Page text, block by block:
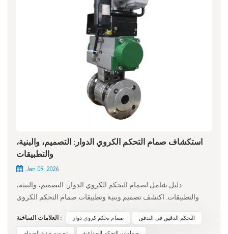
استكشاف صمام التحكم الكروي الدوار: التصميم، والبنية،
والتطبيقات
Jan 09, 2026
دليل شامل لصمام التحكم الكروي الدوار: التصميم، والبنية،
والتطبيقات. اكتشف تصميم وبنية وتطبيقات صمام التحكم الكروي
في التدفق في صناعات مثل المعالجة الكيميائية، والنفط والغاز،
العلامات الساخنة : صمام تحكم كروي دوار
التحكم الدقيق في التدفق